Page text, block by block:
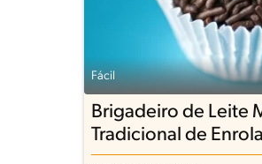
Fácil
Brigadeiro de Leite
Tradicional de